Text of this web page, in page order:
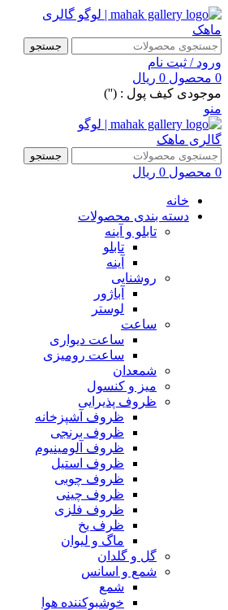
جستجو
ورود / ثبت نام
0 محصول 0 ریال
موجودی کیف پول : ('')
منو
جستجو
0 محصول 0 ریال
خانه
دسته بندی محصولات
تابلو و آینه
تابلو
آینه
روشنایی
آباژور
لوستر
ساعت
ساعت دیواری
ساعت رومیزی
شمعدان
میز و کنسول
ظروف پذیرایی
ظروف آشپزخانه
ظروف برنجی
ظروف آلومینیوم
ظروف استیل
ظروف چوبی
ظروف چینی
ظروف فلزی
ظرف یخ
ماگ و لیوان
گل و گلدان
شمع و اسانس
شمع
خوشبوکننده هوا